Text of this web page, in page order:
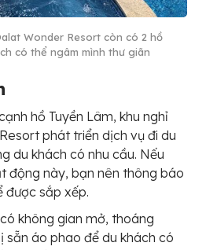
Wonder Resort còn có 2 hồ
có thể ngâm mình thư giãn
hồ Tuyền Lâm, khu nghỉ
phát triển dịch vụ đi du
du khách có nhu cầu. Nếu
động này, bạn nên thông báo
được sắp xếp.
không gian mở, thoáng
áo phao để du khách có